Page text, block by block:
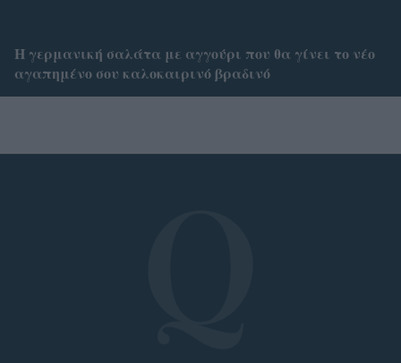
Η γερμανική σαλάτα με αγγούρι που θα γίνει το νέο
αγαπημένο σου καλοκαιρινό βραδινό